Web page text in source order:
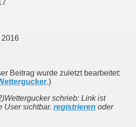
2016
Beitrag wurde zuletzt bearbeitet:
.)
Wettergucker schrieb: Link ist
User sichtbar. registrieren oder